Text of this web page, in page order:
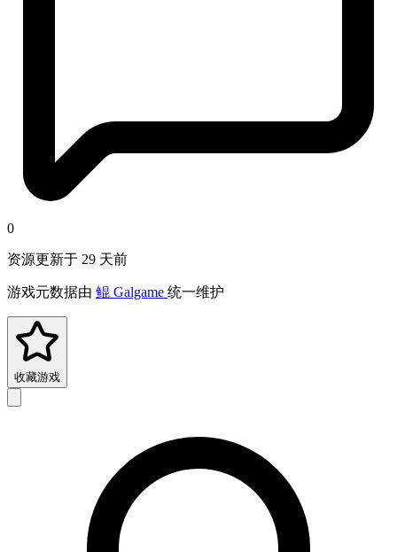
0
资源更新于 29 天前
游戏元数据由 鲲 Galgame 统一维护
收藏游戏